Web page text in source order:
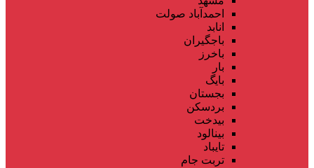
احمدآباد صولت
انابد
باجگیران
باخرز
بار
بایگ
بجستان
بردسکن
بیدخت
بینالود
تایباد
تربت جام